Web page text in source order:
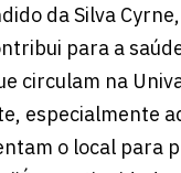
da Silva
para a
circulam na
especialmente
o local para